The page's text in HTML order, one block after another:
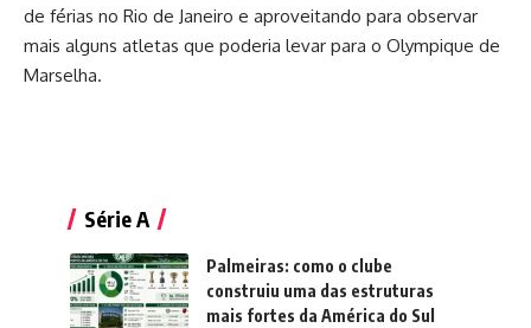
de férias no Rio de Janeiro e aproveitando para observar
mais alguns atletas que poderia levar para o Olympique de
Marselha.
Série A
Palmeiras: como o clube
construiu uma das estruturas
mais fortes da América do Sul